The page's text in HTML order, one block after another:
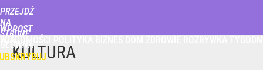
PRZEJDŹ
NA
STRONĘ
GŁÓWNĄ
WPROST
KULTURA